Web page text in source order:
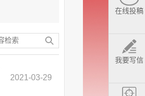
2021-03-29
在线投稿
我要写信